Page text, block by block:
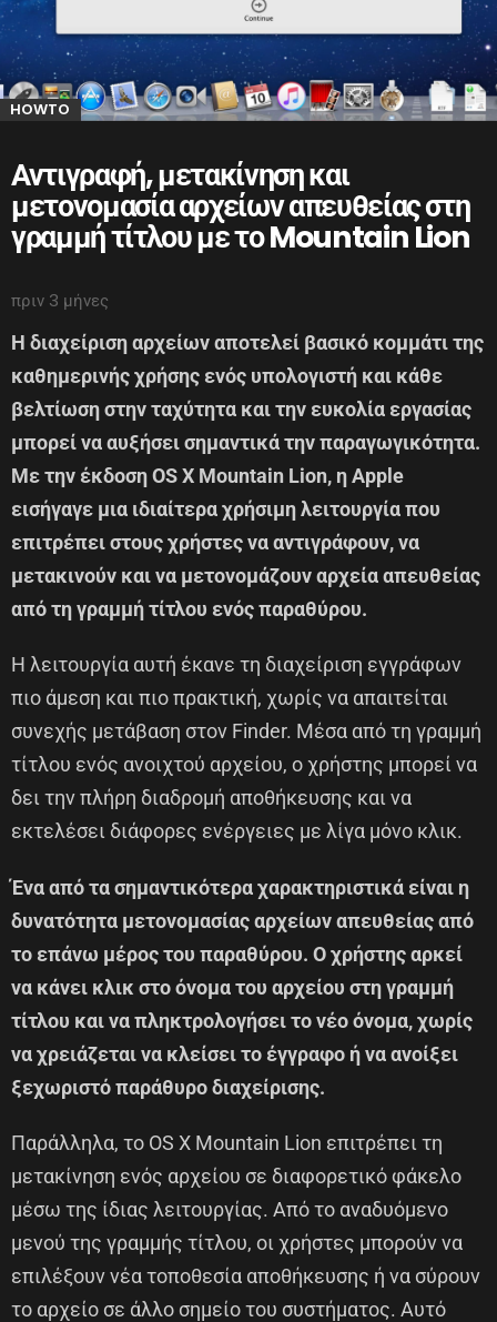
HOWTO
Αντιγραφή, μετακίνηση και
μετονομασία αρχείων απευθείας στη
γραμμή τίτλου με το Mountain Lion
πριν 3 μήνες
Η διαχείριση αρχείων αποτελεί βασικό κομμάτι της
καθημερινής χρήσης ενός υπολογιστή και κάθε
βελτίωση στην ταχύτητα και την ευκολία εργασίας
μπορεί να αυξήσει σημαντικά την παραγωγικότητα.
Με την έκδοση OS X Mountain Lion, η Apple
εισήγαγε μια ιδιαίτερα χρήσιμη λειτουργία που
επιτρέπει στους χρήστες να αντιγράφουν, να
μετακινούν και να μετονομάζουν αρχεία απευθείας
από τη γραμμή τίτλου ενός παραθύρου.
Η λειτουργία αυτή έκανε τη διαχείριση εγγράφων
πιο άμεση και πιο πρακτική, χωρίς να απαιτείται
συνεχής μετάβαση στον Finder. Μέσα από τη γραμμή
τίτλου ενός ανοιχτού αρχείου, ο χρήστης μπορεί να
δει την πλήρη διαδρομή αποθήκευσης και να
εκτελέσει διάφορες ενέργειες με λίγα μόνο κλικ.
Ένα από τα σημαντικότερα χαρακτηριστικά είναι η
δυνατότητα μετονομασίας αρχείων απευθείας από
το επάνω μέρος του παραθύρου. Ο χρήστης αρκεί
να κάνει κλικ στο όνομα του αρχείου στη γραμμή
τίτλου και να πληκτρολογήσει το νέο όνομα, χωρίς
να χρειάζεται να κλείσει το έγγραφο ή να ανοίξει
ξεχωριστό παράθυρο διαχείρισης.
Παράλληλα, το OS X Mountain Lion επιτρέπει τη
μετακίνηση ενός αρχείου σε διαφορετικό φάκελο
μέσω της ίδιας λειτουργίας. Από το αναδυόμενο
μενού της γραμμής τίτλου, οι χρήστες μπορούν να
επιλέξουν νέα τοποθεσία αποθήκευσης ή να σύρουν
το αρχείο σε άλλο σημείο του συστήματος. Αυτό